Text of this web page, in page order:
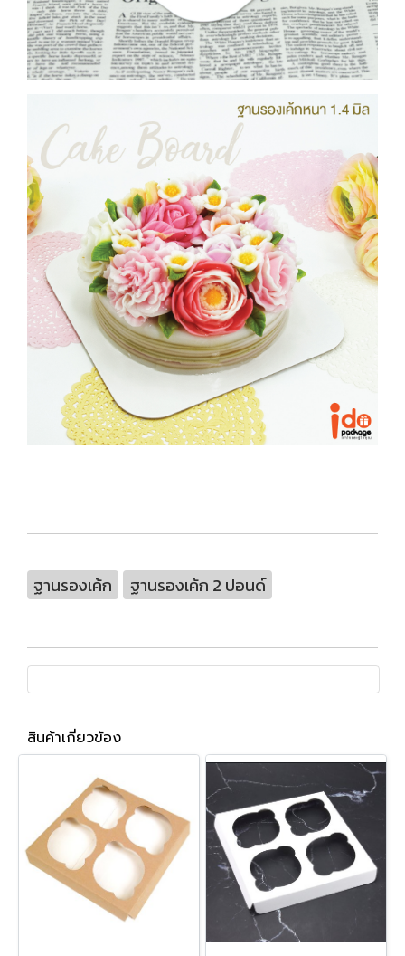
ฐานรองเค้ก ฐานรองเค้ก 2 ปอนด์
สินค้าเกี่ยวข้อง